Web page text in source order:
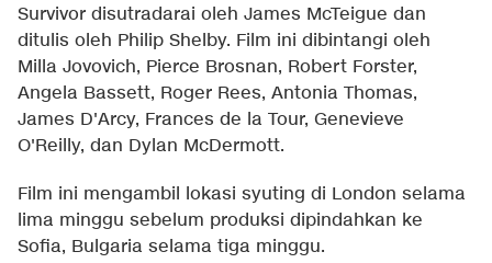
Survivor disutradarai oleh James McTeigue dan
ditulis oleh Philip Shelby. Film ini dibintangi oleh
Milla Jovovich, Pierce Brosnan, Robert Forster,
Angela Bassett, Roger Rees, Antonia Thomas,
James D'Arcy, Frances de la Tour, Genevieve
O'Reilly, dan Dylan McDermott.
Film ini mengambil lokasi syuting di London selama
lima minggu sebelum produksi dipindahkan ke
Sofia, Bulgaria selama tiga minggu.